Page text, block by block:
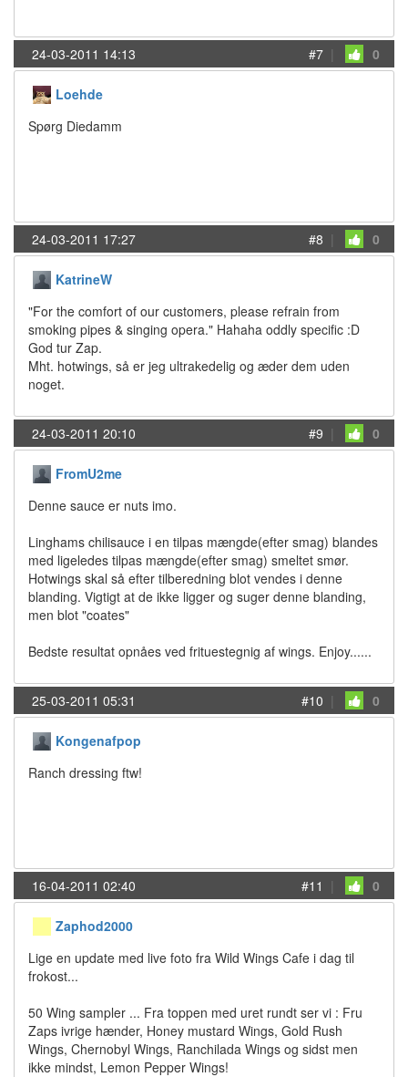
24-03-2011 14:13 #7 | 0
Loehde
Spørg Diedamm
24-03-2011 17:27 #8 | 0
KatrineW
"For the comfort of our customers, please refrain from
smoking pipes & singing opera." Hahaha oddly specific :D
God tur Zap.
Mht. hotwings, så er jeg ultrakedelig og æder dem uden
noget.
24-03-2011 20:10 #9 | 0
FromU2me
Denne sauce er nuts imo.
Linghams chilisauce i en tilpas mængde(efter smag) blandes
med ligeledes tilpas mængde(efter smag) smeltet smør.
Hotwings skal så efter tilberedning blot vendes i denne
blanding. Vigtigt at de ikke ligger og suger denne blanding,
men blot "coates"
Bedste resultat opnåes ved frituestegnig af wings. Enjoy......
25-03-2011 05:31 #10 | 0
Kongenafpop
Ranch dressing ftw!
16-04-2011 02:40 #11 | 0
Zaphod2000
Lige en update med live foto fra Wild Wings Cafe i dag til
frokost...
50 Wing sampler ... Fra toppen med uret rundt ser vi : Fru
Zaps ivrige hænder, Honey mustard Wings, Gold Rush
Wings, Chernobyl Wings, Ranchilada Wings og sidst men
ikke mindst, Lemon Pepper Wings!